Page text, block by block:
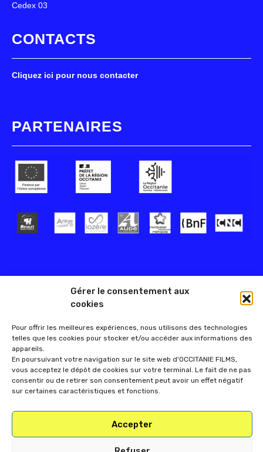
Gérer le consentement aux
cookies
Pour offrir les meilleures expériences, nous utilisons des technologies
telles que les cookies pour stocker et/ou accéder aux informations des
appareils.
En poursuivant votre navigation sur le site web d'OCCITANIE FILMS,
vous acceptez le dépôt de cookies sur votre terminal. Le fait de ne pas
consentir ou de retirer son consentement peut avoir un effet négatif
sur certaines caractéristiques et fonctions.
Accepter
Cedex 03
CONTACTS
Cliquez ici pour nous contacter
PARTENAIRES